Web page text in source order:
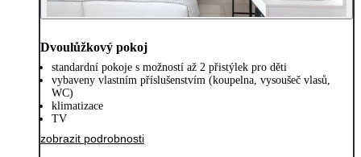
Dvoulůžkový pokoj
standardní pokoje s možností až 2 přistýlek pro děti
vybaveny vlastním příslušenstvím (koupelna, vysoušeč vlasů,
WC)
klimatizace
TV
zobrazit podrobnosti